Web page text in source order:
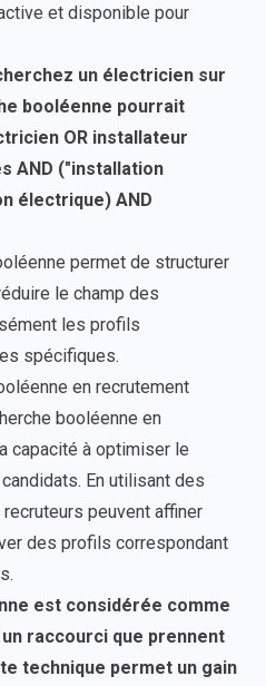
et disponible pour
un électricien sur
booléenne pourrait
OR installateur
AND ("installation
électrique) AND
permet de structurer
le champ des
les profils
spécifiques.
en recrutement
booléenne en
capacité à optimiser le
En utilisant des
peuvent affiner
des profils correspondant
est considérée comme
raccourci que prennent
technique permet un gain